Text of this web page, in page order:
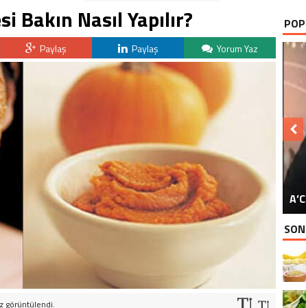
Nasıl Yapılır?
Paylaş Paylaş Yorum Yaz
görüntülendi.